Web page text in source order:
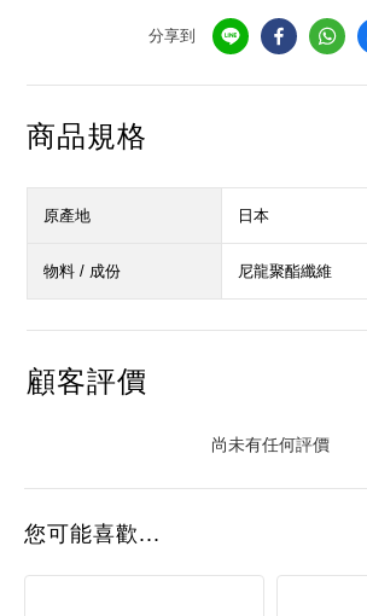
分享到
商品規格
原產地 日本
物料 / 成份 尼龍聚酯纖維
顧客評價
尚未有任何評價
您可能喜歡...